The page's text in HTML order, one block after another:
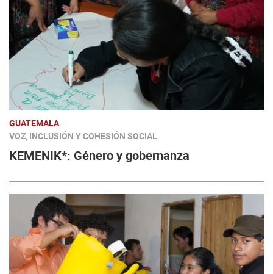
GUATEMALA
VOZ, INCLUSIÓN Y COHESIÓN SOCIAL
KEMENIK*: Género y gobernanza